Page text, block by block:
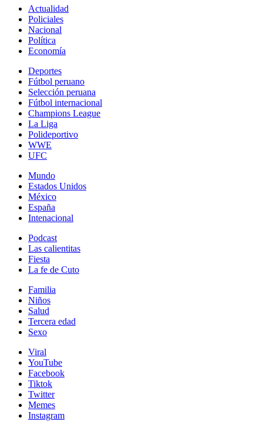
Actualidad
Policiales
Nacional
Política
Economía
Deportes
Fútbol peruano
Selección peruana
Fútbol internacional
Champions League
La Liga
Polideportivo
WWE
UFC
Mundo
Estados Unidos
México
España
Intenacional
Podcast
Las calientitas
Fiesta
La fe de Cuto
Familia
Niños
Salud
Tercera edad
Sexo
Viral
YouTube
Facebook
Tiktok
Twitter
Memes
Instagram